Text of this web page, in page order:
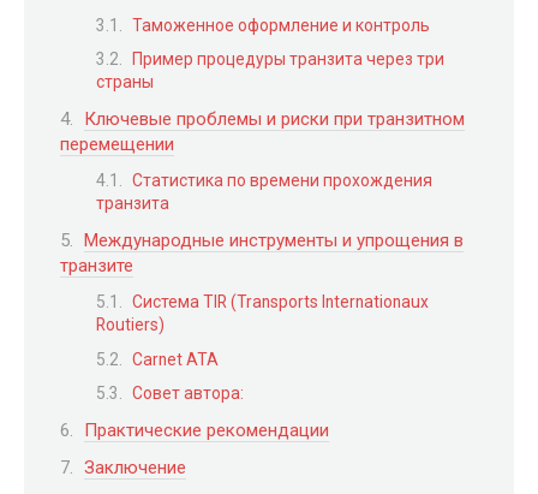
Таможенное оформление и контроль
Пример процедуры транзита через три
страны
Ключевые проблемы и риски при транзитном
перемещении
Статистика по времени прохождения
транзита
Международные инструменты и упрощения в
транзите
Система TIR (Transports Internationaux
Routiers)
Carnet ATA
Совет автора:
Практические рекомендации
Заключение